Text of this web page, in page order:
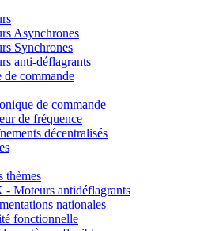
Asynchrones
Synchrones
anti-déflagrants
de commande
de commande
de fréquence
décentralisés
thèmes
- Moteurs antidéflagrants
nationales
fonctionnelle